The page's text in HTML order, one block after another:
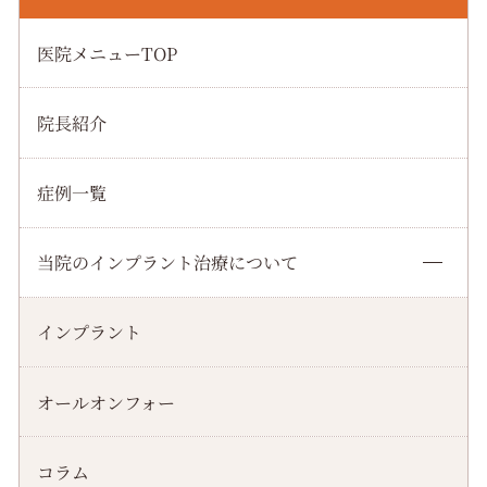
医院メニューTOP
院長紹介
症例一覧
当院のインプラント治療について
インプラント
オールオンフォー
コラム